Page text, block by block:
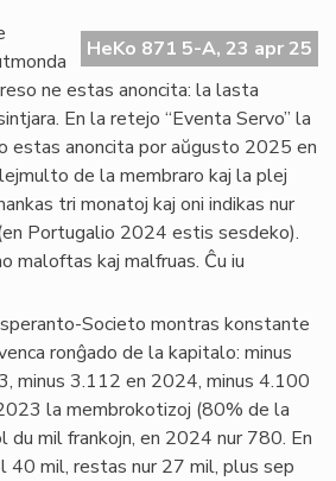
HeKo 871 5-A, 23 apr 25
ne estas anoncita: la lasta
En la retejo “Eventa Servo” la
estas anoncita por aŭgusto 2025 en
de la membraro kaj la plej
tri monatoj kaj oni indikas nur
Portugalio 2024 estis sesdeko).
maloftas kaj malfruas. Ĉu iu
Societo montras konstante
ronĝado de la kapitalo: minus
minus 3.112 en 2024, minus 4.100
la membrokotizoj (80% de la
du mil frankojn, en 2024 nur 780. En
40 mil, restas nur 27 mil, plus sep